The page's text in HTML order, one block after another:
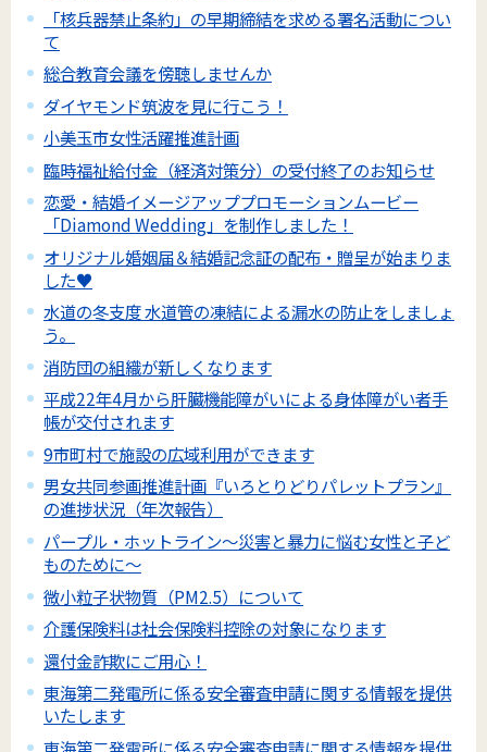
「核兵器禁止条約」の早期締結を求める署名活動につい
て
総合教育会議を傍聴しませんか
ダイヤモンド筑波を見に行こう！
小美玉市女性活躍推進計画
臨時福祉給付金（経済対策分）の受付終了のお知らせ
恋愛・結婚イメージアッププロモーションムービー
「Diamond Wedding」を制作しました！
オリジナル婚姻届＆結婚記念証の配布・贈呈が始まりま
した♥
水道の冬支度 水道管の凍結による漏水の防止をしましょ
う。
消防団の組織が新しくなります
平成22年4月から肝臓機能障がいによる身体障がい者手
帳が交付されます
9市町村で施設の広域利用ができます
男女共同参画推進計画『いろとりどりパレットプラン』
の進捗状況（年次報告）
パープル・ホットライン～災害と暴力に悩む女性と子ど
ものために～
微小粒子状物質（PM2.5）について
介護保険料は社会保険料控除の対象になります
還付金詐欺にご用心！
東海第二発電所に係る安全審査申請に関する情報を提供
いたします
東海第二発電所に係る安全審査申請に関する情報を提供